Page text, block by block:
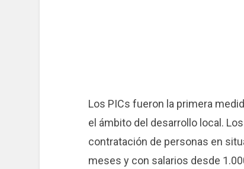
Los PICs fueron la primera
el ámbito del desarrollo local.
contratación de personas en
meses y con salarios desde